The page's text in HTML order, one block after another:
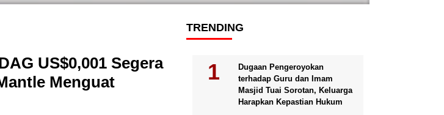
US$0,001 Segera
Menguat
TRENDING
Dugaan Pengeroyokan
terhadap Guru dan Imam
Masjid Tuai Sorotan, Keluarga
Harapkan Kepastian Hukum